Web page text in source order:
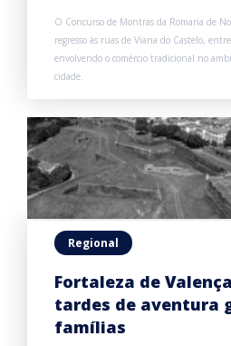
O Concurso de Montras da Romaria de
regresso às ruas de Viana do Castelo,
envolvendo o comércio tradicional no
cidade.
Regional
Fortaleza de
tardes de aventura
famílias